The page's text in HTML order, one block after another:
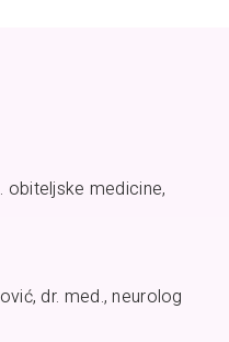
obiteljske medicine,
dr. med., neurolog